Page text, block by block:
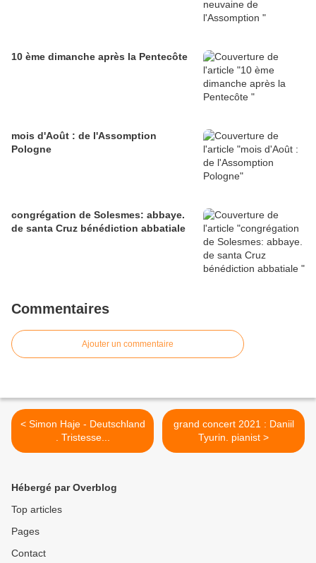
10 ème dimanche après la Pentecôte
mois d'Août : de l'Assomption
Pologne
congrégation de Solesmes: abbaye.
de santa Cruz bénédiction abbatiale
Commentaires
Ajouter un commentaire
< Simon Haje - Deutschland
. Tristesse...
grand concert 2021 : Daniil
Tyurin. pianist >
Hébergé par Overblog
Top articles
Pages
Contact